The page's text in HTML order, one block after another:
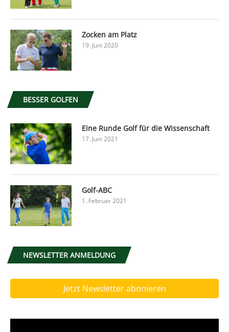
Zocken am Platz
19. Juni 2020
BESSER GOLFEN
Eine Runde Golf für die Wissenschaft
17. Juni 2021
Golf-ABC
1. Februar 2021
NEWSLETTER ANMELDUNG
Jetzt Newsletter abonieren